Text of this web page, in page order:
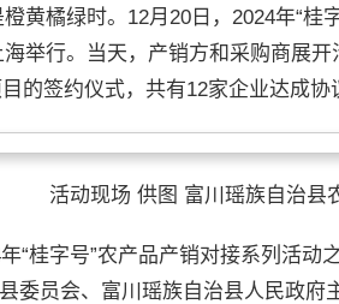
黄橘绿时。12月20日，2024年“桂
举行。当天，产销方和采购商展
的签约仪式，共有12家企业达成协
活动现场 供图 富川瑶族自治县
“桂字号”农产品产销对接系列活动
委员会、富川瑶族自治县人民政府